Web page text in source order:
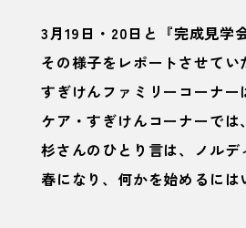
3月19日・20日と『完成見学
その様子をレポートさせてい
すぎけんファミリーコーナー
ケア・すぎけんコーナーでは
杉さんのひとり言は、ノルデ
春になり、何かを始めるに